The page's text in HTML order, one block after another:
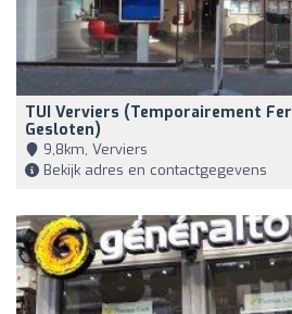
TUI Verviers (temporairement
Gesloten)
9,8km, Verviers
Bekijk adres en contactgegevens